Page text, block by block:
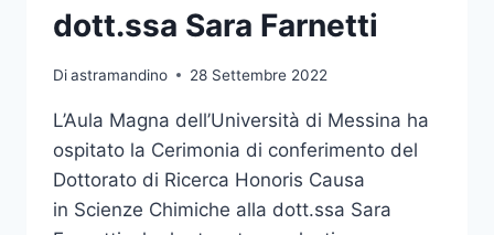
dott.ssa Sara Farnetti
Diastramandino 28 Settembre 2022
L’Aula Magna dell’Università di Messina ha
ospitato la Cerimonia di conferimento del
Dottorato di Ricerca Honoris Causa
in Scienze Chimiche alla dott.ssa Sara